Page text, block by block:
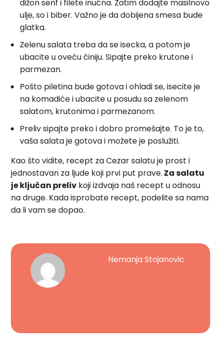
dižon senf i filete inućna. Zatim dodajte masilnovo
ulje, so i biber. Važno je da dobijena smesa bude
glatka.
Zelenu salata treba da se isecka, a potom je
ubacite u oveću činiju. Sipajte preko krutone i
parmezan.
Pošto piletina bude gotova i ohladi se, isecite je
na komadiće i ubacite u posudu sa zelenom
salatom, krutonima i parmezanom.
Preliv sipajte preko i dobro promešajte. To je to,
vaša salata je gotova i možete je poslužiti.
Kao što vidite, recept za Cezar salatu je prost i
jednostavan za ljude koji prvi put prave. Za salatu
je ključan preliv koji izdvaja naš recept u odnosu
na druge. Kada isprobate recept, podelite sa nama
da li vam se dopao.
Nemanja Stojanovic